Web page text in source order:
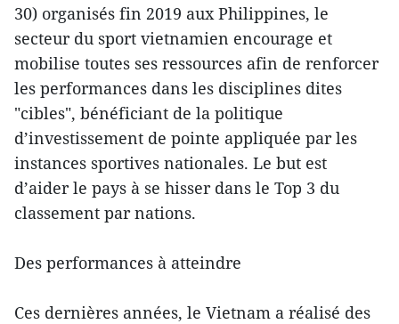
30) organisés fin 2019 aux Philippines, le
secteur du sport vietnamien encourage et
mobilise toutes ses ressources afin de renforcer
les performances dans les disciplines dites
"cibles", bénéficiant de la politique
d’investissement de pointe appliquée par les
instances sportives nationales. Le but est
d’aider le pays à se hisser dans le Top 3 du
classement par nations.
Des performances à atteindre
Ces dernières années, le Vietnam a réalisé des